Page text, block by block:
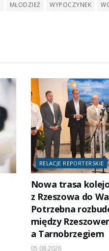
MŁODZIEŻ WYPOCZYNEK
RELACJE REPORTERSKIE
Nowa trasa
z Rzeszowa do
Potrzebna
między
a Tarnobrzegiem
05.08.2026